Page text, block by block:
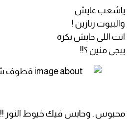
ياشعب عايش
والبيوت زنازين !
انت اللى حايش بكره
ييجى منين ؟!!
محبوس , وحابس فيك خيوط النور !!